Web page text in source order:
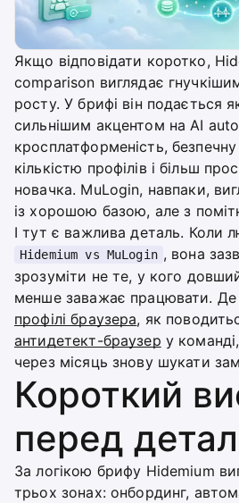
Якщо відповідати коротко,
comparison виглядає
росту. У брифі він подається
сильнішим акцентом на AI
кросплатформеність,
кількістю профілів і більш
новачка. MuLogin, навпаки,
із хорошою базою, але з
І тут є важлива деталь. Коли
Hidemium vs MuLogin , вона
зрозуміти не те, у кого
менше заважає працювати. Де
профілі браузера, як
антидетект-браузер у
через місяць знову шукати
Короткий
перед
За логікою брифу Hidemium
трьох зонах: онбординг,